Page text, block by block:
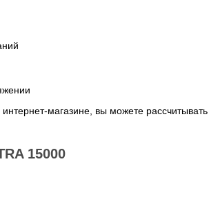
магазине, вы можете
15000